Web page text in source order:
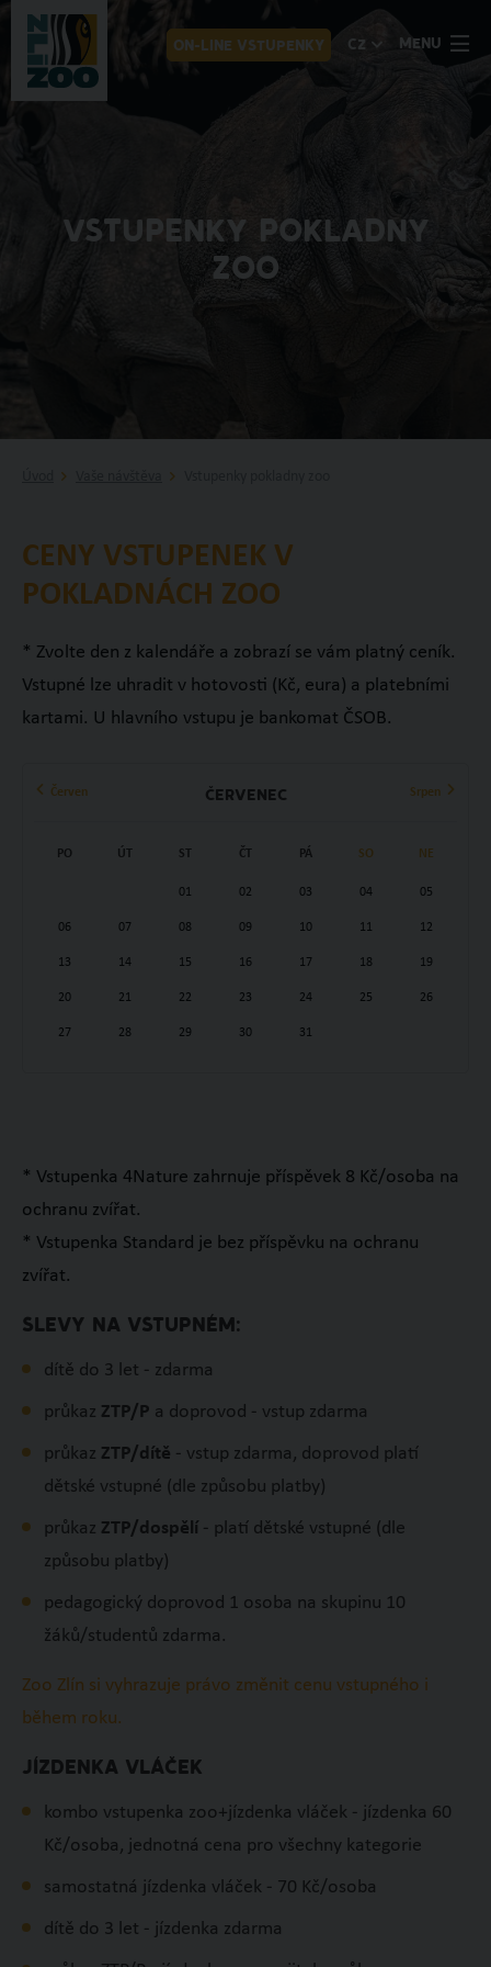
ON-LINE VSTUPENKY CZ MENU
VSTUPENKY POKLADNY
ZOO
CENY VSTUPENEK V
POKLADNÁCH ZOO
* Zvolte den z kalendáře a zobrazí se vám platný ceník.
Vstupné lze uhradit v hotovosti (Kč, eura) a platebními
kartami. U hlavního vstupu je bankomat ČSOB.
Červen Červenec Srpen
PO ÚT ST ČT PÁ SO NE
01 02 03 04 05
06 07 08 09 10 11 12
13 14 15 16 17 18 19
20 21 22 23 24 25 26
27 28 29 30 31
* Vstupenka 4Nature zahrnuje příspěvek 8 Kč/osoba na
ochranu zvířat.
* Vstupenka Standard je bez příspěvku na ochranu
zvířat.
SLEVY NA VSTUPNÉM:
dítě do 3 let - zdarma
průkaz ZTP/P a doprovod - vstup zdarma
průkaz ZTP/dítě - vstup zdarma, doprovod platí
dětské vstupné (dle způsobu platby)
průkaz ZTP/dospělí- platí dětské vstupné (dle
způsobu platby)
pedagogický doprovod 1 osoba na skupinu 10
žáků/studentů zdarma.
Zoo Zlín si vyhrazuje právo změnit cenu vstupného i
během roku.
JÍZDENKA VLÁČEK
kombo vstupenka zoo+jízdenka vláček - jízdenka 60
Kč/osoba, jednotná cena pro všechny kategorie
samostatná jízdenka vláček - 70 Kč/osoba
dítě do 3 let - jízdenka zdarma